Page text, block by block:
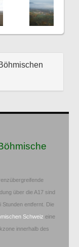
über die A17 sind
entfernt. Die
Schweiz eine
innerhalb des